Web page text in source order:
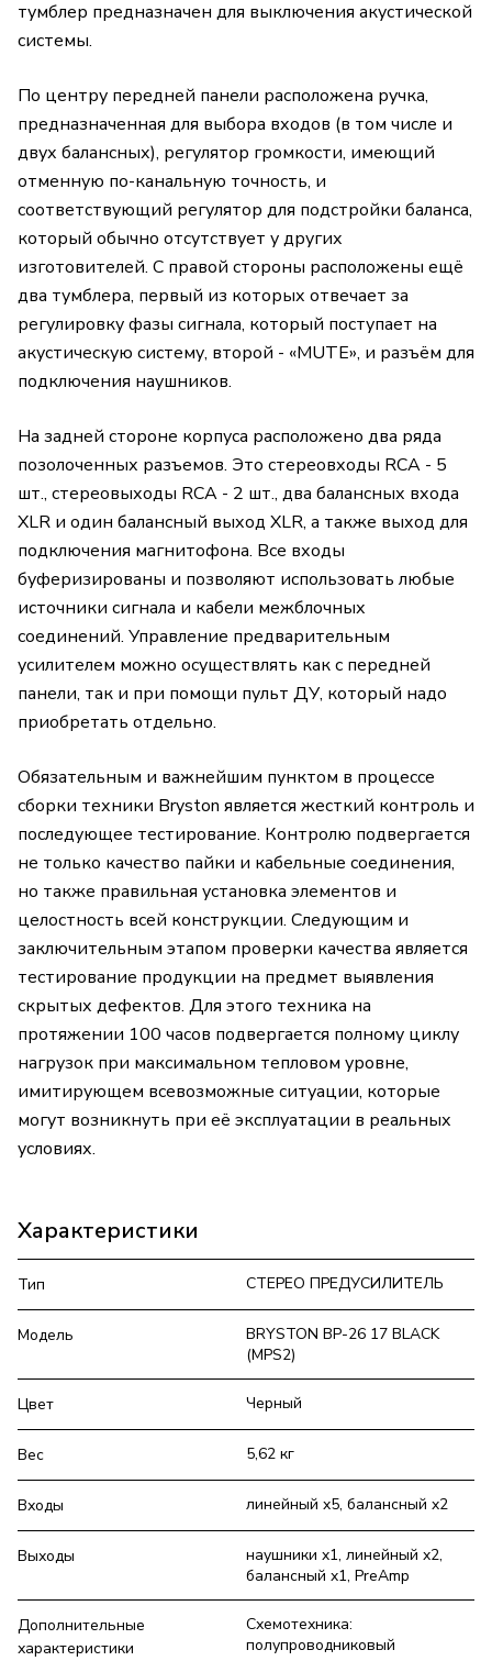
тумблер предназначен для выключения акустической
системы.
По центру передней панели расположена ручка,
предназначенная для выбора входов (в том числе и
двух балансных), регулятор громкости, имеющий
отменную по-канальную точность, и
соответствующий регулятор для подстройки баланса,
который обычно отсутствует у других
изготовителей. С правой стороны расположены ещё
два тумблера, первый из которых отвечает за
регулировку фазы сигнала, который поступает на
акустическую систему, второй - «MUTE», и разъём для
подключения наушников.
На задней стороне корпуса расположено два ряда
позолоченных разъемов. Это стереовходы RCA - 5
шт., стереовыходы RCA - 2 шт., два балансных входа
XLR и один балансный выход XLR, а также выход для
подключения магнитофона. Все входы
буферизированы и позволяют использовать любые
источники сигнала и кабели межблочных
соединений. Управление предварительным
усилителем можно осуществлять как с передней
панели, так и при помощи пульт ДУ, который надо
приобретать отдельно.
Обязательным и важнейшим пунктом в процессе
сборки техники Bryston является жесткий контроль и
последующее тестирование. Контролю подвергается
не только качество пайки и кабельные соединения,
но также правильная установка элементов и
целостность всей конструкции. Следующим и
заключительным этапом проверки качества является
тестирование продукции на предмет выявления
скрытых дефектов. Для этого техника на
протяжении 100 часов подвергается полному циклу
нагрузок при максимальном тепловом уровне,
имитирующем всевозможные ситуации, которые
могут возникнуть при её эксплуатации в реальных
условиях.
Характеристики
Тип СТЕРЕО ПРЕДУСИЛИТЕЛЬ
Модель
BRYSTON BP-26 17 BLACK
(MPS2)
Цвет Черный
Вес 5,62 кг
Входы линейный x5, балансный x2
Выходы
наушники x1, линейный x2,
балансный x1, PreAmp
Дополнительные
характеристики
Схемотехника:
полупроводниковый